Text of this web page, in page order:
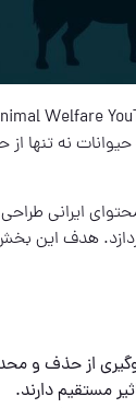
نه تنها
محتوای ایرانی
هدف
مستقیم دارند.